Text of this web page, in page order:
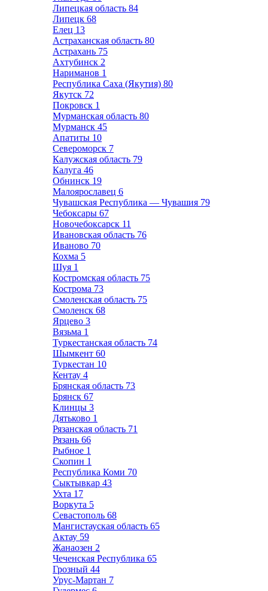
Липецкая область 84
Липецк 68
Елец 13
Астраханская область 80
Астрахань 75
Ахтубинск 2
Нариманов 1
Республика Саха (Якутия) 80
Якутск 72
Покровск 1
Мурманская область 80
Мурманск 45
Апатиты 10
Североморск 7
Калужская область 79
Калуга 46
Обнинск 19
Малоярославец 6
Чувашская Республика — Чувашия 79
Чебоксары 67
Новочебоксарск 11
Ивановская область 76
Иваново 70
Кохма 5
Шуя 1
Костромская область 75
Кострома 73
Смоленская область 75
Смоленск 68
Ярцево 3
Вязьма 1
Туркестанская область 74
Шымкент 60
Туркестан 10
Кентау 4
Брянская область 73
Брянск 67
Клинцы 3
Дятьково 1
Рязанская область 71
Рязань 66
Рыбное 1
Скопин 1
Республика Коми 70
Сыктывкар 43
Ухта 17
Воркута 5
Севастополь 68
Мангистауская область 65
Актау 59
Жанаозен 2
Чеченская Республика 65
Грозный 44
Урус-Мартан 7